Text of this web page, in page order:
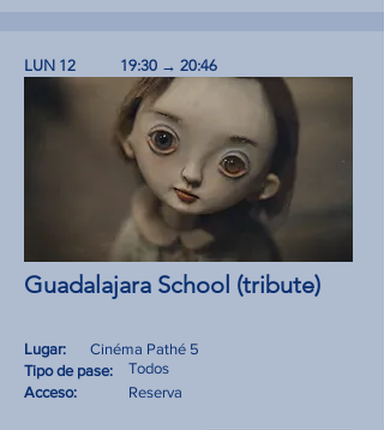
LUN 12 19:30 → 20:46
Guadalajara School (tribute)
Lugar:
Tipo de pase:
Cinéma Pathé 5
Todos
Acceso:
Reserva